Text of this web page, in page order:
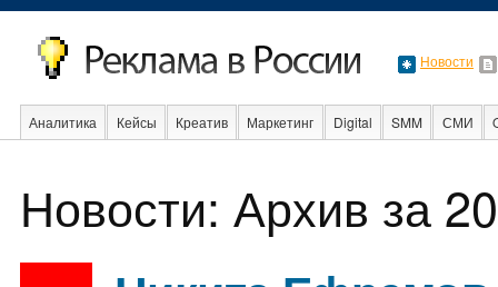
Новости
Аналитика Кейсы Креатив Маркетинг Digital SMM СМИ
Новости: Архив за